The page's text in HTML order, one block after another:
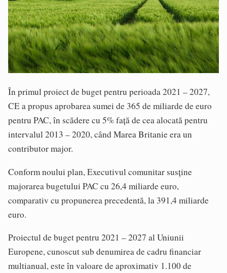
În primul proiect de buget pentru perioada 2021 – 2027,
CE a propus aprobarea sumei de 365 de miliarde de euro
pentru PAC, în scădere cu 5% faţă de cea alocată pentru
intervalul 2013 – 2020, când Marea Britanie era un
contributor major.
Conform noului plan, Executivul comunitar susţine
majorarea bugetului PAC cu 26,4 miliarde euro,
comparativ cu propunerea precedentă, la 391,4 miliarde
euro.
Proiectul de buget pentru 2021 – 2027 al Uniunii
Europene, cunoscut sub denumirea de cadru financiar
multianual, este în valoare de aproximativ 1.100 de